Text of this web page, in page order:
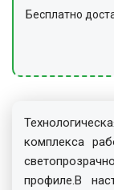
Бесплатно
комплекса
профиле.В